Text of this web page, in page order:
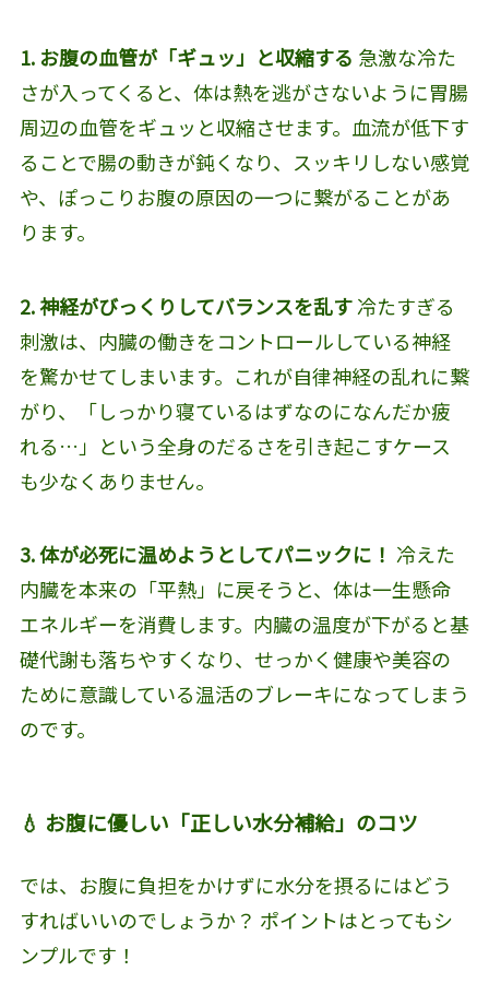
1. お腹の血管が「ギュッ」と収縮する 急激な冷た
さが入ってくると、体は熱を逃がさないように胃腸
周辺の血管をギュッと収縮させます。血流が低下す
ることで腸の動きが鈍くなり、スッキリしない感覚
や、ぽっこりお腹の原因の一つに繋がることがあ
ります。
2. 神経がびっくりしてバランスを乱す冷たすぎる
刺激は、内臓の働きをコントロールしている神経
を驚かせてしまいます。これが自律神経の乱れに繋
がり、「しっかり寝ているはずなのになんだか疲
れる…」という全身のだるさを引き起こすケース
も少なくありません。
3. 体が必死に温めようとしてパニックに！ 冷えた
内臓を本来の「平熱」に戻そうと、体は一生懸命
エネルギーを消費します。内臓の温度が下がると基
礎代謝も落ちやすくなり、せっかく健康や美容の
ために意識している温活のブレーキになってしまう
のです。
💧 お腹に優しい「正しい水分補給」のコツ
では、お腹に負担をかけずに水分を摂るにはどう
すればいいのでしょうか？ ポイントはとってもシ
ンプルです！